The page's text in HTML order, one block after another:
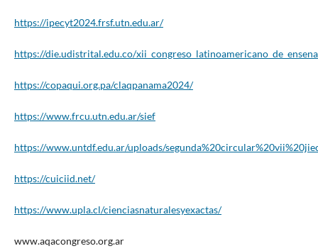
https://ipecyt2024.frsf.utn.edu.ar/
https://die.udistrital.edu.co/
https://copaqui.org.pa/claqpanama2024/
https://www.frcu.utn.edu.ar/sief
https://www.untdf.edu.ar/uploads/
https://cuiciid.net/
https://www.upla.cl/cienciasnaturalesyexactas/
www.aqacongreso.org.ar